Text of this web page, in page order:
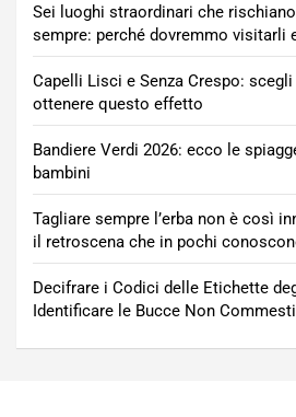
Sei luoghi straordinari che
sempre: perché dovremmo visitarli
Capelli Lisci e Senza Crespo:
ottenere questo effetto
Bandiere Verdi 2026: ecco le
bambini
Tagliare sempre l’erba non è così
il retroscena che in pochi
Decifrare i Codici delle Etichette
Identificare le Bucce Non